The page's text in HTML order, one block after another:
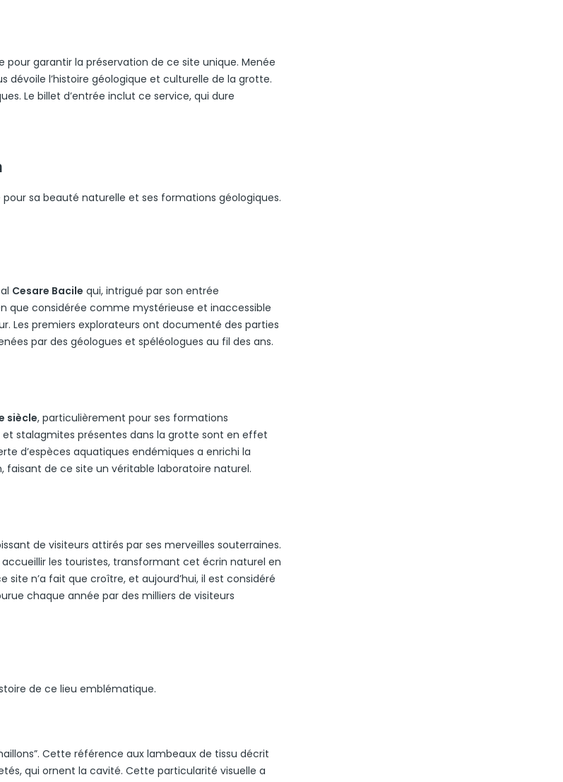
garantir la préservation de ce site unique. Menée
l’histoire géologique et culturelle de la grotte.
Le billet d’entrée inclut ce service, qui dure
sa beauté naturelle et ses formations géologiques.
Cesare Bacile qui, intrigué par son entrée
que considérée comme mystérieuse et inaccessible
Les premiers explorateurs ont documenté des parties
par des géologues et spéléologues au fil des ans.
siècle, particulièrement pour ses formations
stalagmites présentes dans la grotte sont en effet
d’espèces aquatiques endémiques a enrichi la
de ce site un véritable laboratoire naturel.
de visiteurs attirés par ses merveilles souterraines.
les touristes, transformant cet écrin naturel en
site n’a fait que croître, et aujourd’hui, il est considéré
chaque année par des milliers de visiteurs
de ce lieu emblématique.
Cette référence aux lambeaux de tissu décrit
qui ornent la cavité. Cette particularité visuelle a